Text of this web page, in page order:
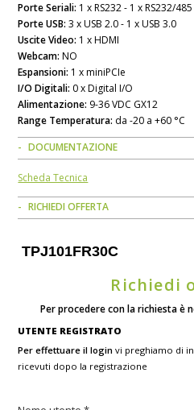
Porte Seriali: 1 x RS232 - 1 x RS232/485
Porte USB: 3 x USB 2.0 - 1 x USB 3.0
Uscite Video: 1 x HDMI
Webcam: NO
Espansioni: 1 x miniPCIe
I/O Digitali: 0 x Digital I/O
Alimentazione: 9-36 VDC GX12
Range Temperatura: da -20 a +60 °C
DOCUMENTAZIONE
Scheda Tecnica
RICHIEDI OFFERTA
TPJ101FR30C
Richiedi
Per procedere con la richiesta è
UTENTE REGISTRATO
Per effettuare il login vi preghiamo di
ricevuti dopo la registrazione